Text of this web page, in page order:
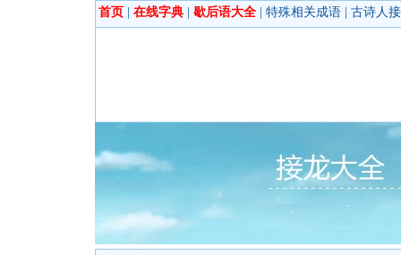
首页 在线字典 歇后语大全 特殊相关成语 古诗人